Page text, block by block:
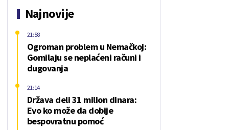
Najnovije
Ogroman problem u Nemačkoj:
Gomilaju se neplaćeni računi i
dugovanja
21:58
Država deli 31 milion dinara:
Evo ko može da dobije
bespovratnu pomoć
21:14